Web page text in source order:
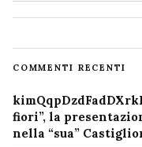
COMMENTI RECENTI
fiori”, la
nella “sua”